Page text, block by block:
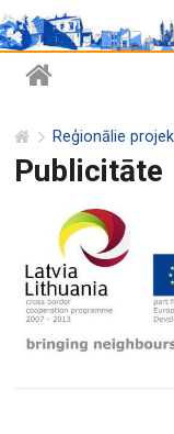
Reģionālie
Publicitāte